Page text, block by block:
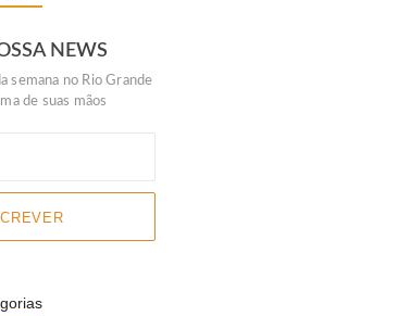
NEWS
semana no Rio Grande
de suas mãos